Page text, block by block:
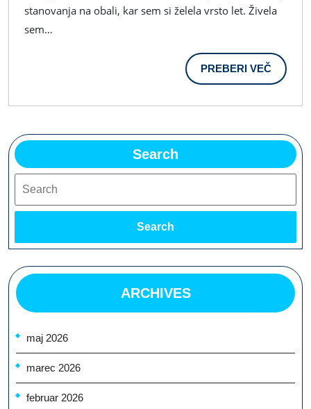
Stanovanja
Obali
stanovanja na obali, kar sem si želela vrsto let. Živela
sem…
PREBERI VEČ
VEČ
Search
Search
ARCHIVES
maj 2026
marec 2026
februar 2026